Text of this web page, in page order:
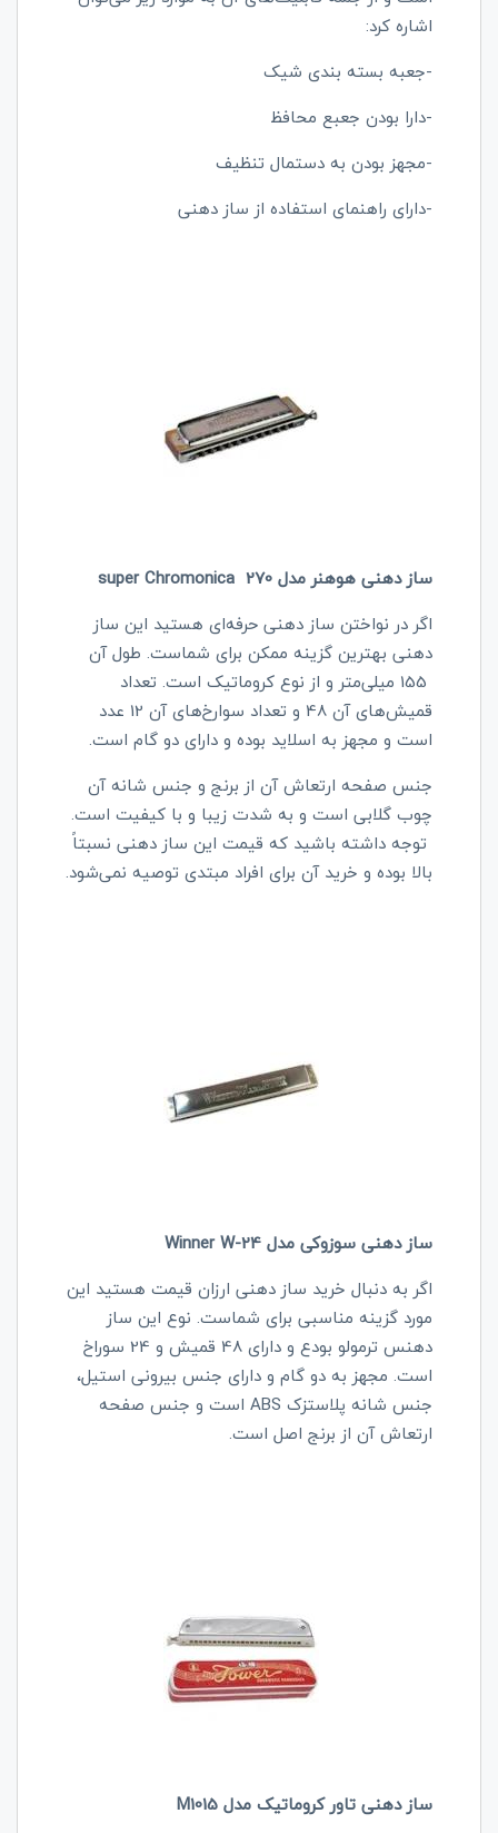
اشاره کرد:
-جعبه بسته بندی شیک
-دارا بودن جعبع محافظ
-مجهز بودن به دستمال تنظیف
-دارای راهنمای استفاده از ساز دهنی
ساز دهنی هوهنر مدل 270 super Chromonica
اگر در نواختن ساز دهنی حرفه‌ای هستید این ساز
دهنی بهترین گزینه ممکن برای شماست. طول آن
155 میلی‌متر و از نوع کروماتیک است. تعداد
قمیش‌های آن 48 و تعداد سوارخ‌های آن 12 عدد
است و مجهز به اسلاید بوده و دارای دو گام است.
جنس صفحه ارتعاش آن از برنج و جنس شانه آن
چوب گلابی است و به شدت زیبا و با کیفیت است.
توجه داشته باشید که قیمت این ساز دهنی نسبتاً
بالا بوده و خرید آن برای افراد مبتدی توصیه نمی‌شود.
ساز دهنی سوزوکی مدل Winner W-24
اگر به دنبال خرید ساز دهنی ارزان قیمت هستید این
مورد گزینه مناسبی برای شماست. نوع این ساز
دهنس ترمولو بودع و دارای 48 قمیش و 24 سوراخ
است. مجهز به دو گام و دارای جنس بیرونی استیل،
جنس شانه پلاستزک ABS است و جنس صفحه
ارتعاش آن از برنج اصل است.
ساز دهنی تاور کروماتیک مدل M1015